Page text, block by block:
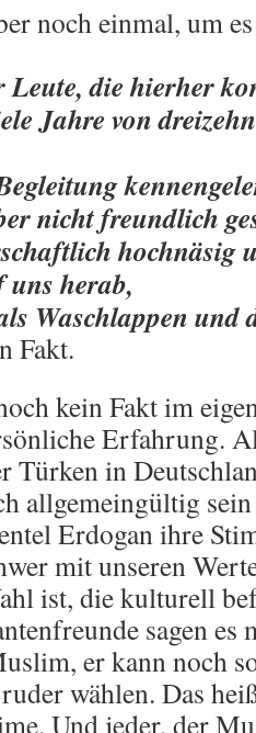
noch einmal, um
die hierher
Jahre von
nicht freundlich
hochnäsig
herab,
Waschlappen und
Fakt.
kein Fakt im
Erfahrung.
Türken in
allgemeingültig
Erdogan ihre
mit unseren
ist, die kulturell
sagen
er kann noch
wählen. Das
Und jeder, der